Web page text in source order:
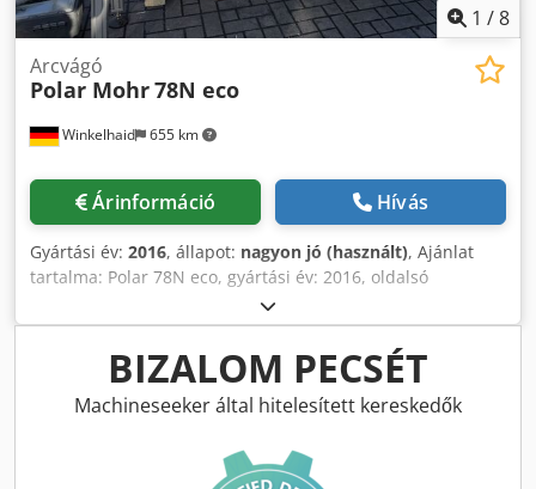
1 /8
Winkelhaid 655 km
Arcvágó
Polar Mohr78N eco
Árinformáció Hívás
Gyártási év: 2016, állapot: nagyon jó (használt), Ajánlat
tartalma: Polar 78N eco, gyártási év: 2016, oldalsó
légasztalokkal (75x75 cm és 50x50 cm), azonnal elérhető.
Dedpfx Anow Am Dhjfjkr
BIZALOM PECSÉT
Machineseeker által hitelesített kereskedők